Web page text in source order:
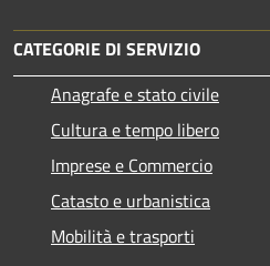
CATEGORIE DI SERVIZIO
Anagrafe e stato civile
Cultura e tempo libero
Imprese e Commercio
Catasto e urbanistica
Mobilità e trasporti